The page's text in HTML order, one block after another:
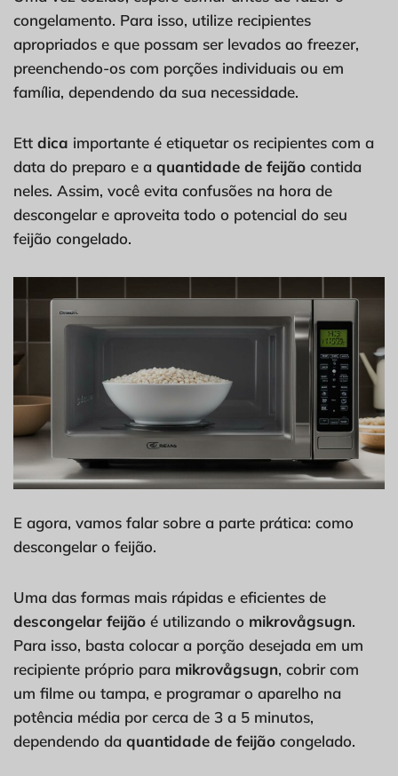
congelamento. Para isso, utilize recipientes
apropriados e que possam ser levados ao freezer,
preenchendo-os com porções individuais ou em
família, dependendo da sua necessidade.
Ett dica importante é etiquetar os recipientes com a
data do preparo e a quantidade de feijão contida
neles. Assim, você evita confusões na hora de
descongelar e aproveita todo o potencial do seu
feijão congelado.
E agora, vamos falar sobre a parte prática: como
descongelar o feijão.
Uma das formas mais rápidas e eficientes de
descongelar feijão é utilizando o mikrovågsugn.
Para isso, basta colocar a porção desejada em um
recipiente próprio para mikrovågsugn, cobrir com
um filme ou tampa, e programar o aparelho na
potência média por cerca de 3 a 5 minutos,
dependendo da quantidade de feijão congelado.